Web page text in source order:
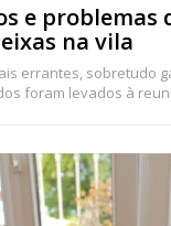
e problemas
na vila
errantes, sobretudo
foram levados à